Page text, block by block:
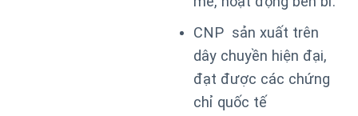
CNP sản xuất trên
dây chuyền hiện đại,
đạt được các chứng
chỉ quốc tế